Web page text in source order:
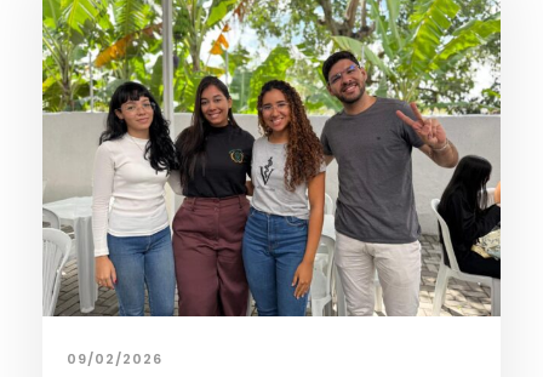
09/02/2026